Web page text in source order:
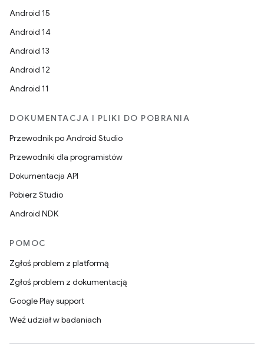
Android 15
Android 14
Android 13
Android 12
Android 11
DOKUMENTACJA I PLIKI DO POBRANIA
Przewodnik po Android Studio
Przewodniki dla programistów
Dokumentacja API
Pobierz Studio
Android NDK
POMOC
Zgłoś problem z platformą
Zgłoś problem z dokumentacją
Google Play support
Weź udział w badaniach